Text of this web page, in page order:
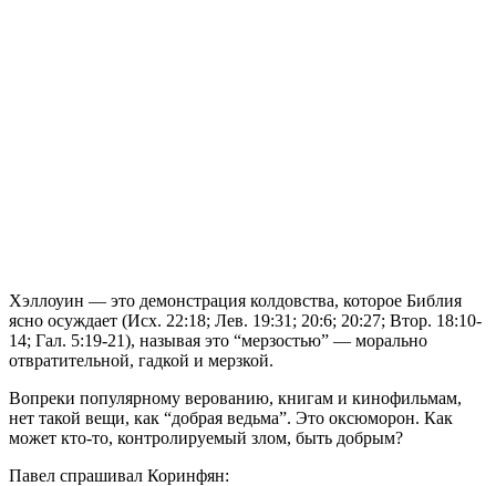
Хэллоуин — это демонстрация колдовства, которое Библия
ясно осуждает (Исх. 22:18; Лев. 19:31; 20:6; 20:27; Втор. 18:10-
14; Гал. 5:19-21), называя это “мерзостью” — морально
отвратительной, гадкой и мерзкой.
Вопреки популярному верованию, книгам и кинофильмам,
нет такой вещи, как “добрая ведьма”. Это оксюморон. Как
может кто-то, контролируемый злом, быть добрым?
Павел спрашивал Коринфян: